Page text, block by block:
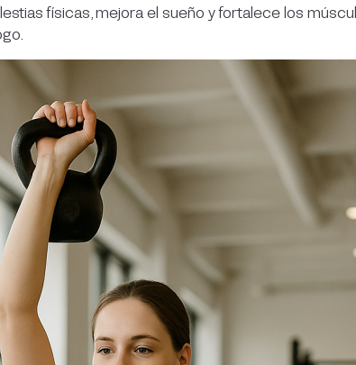
físicas, mejora el sueño y fortalece los